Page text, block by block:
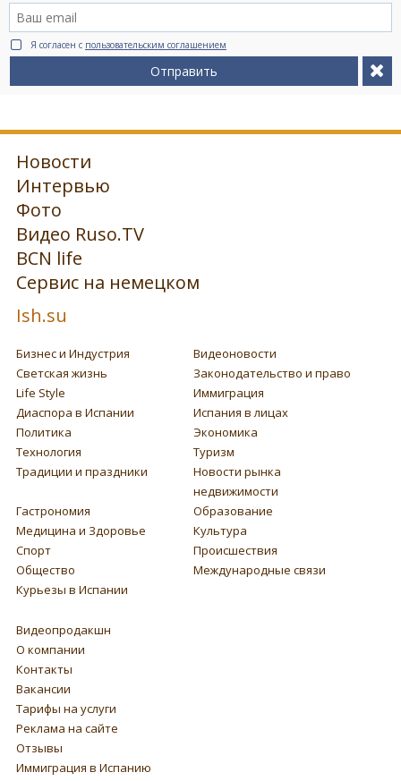
Я согласен с пользовательским соглашением
Отправить
Новости
Интервью
Фото
Видео Ruso.TV
BCN life
Сервис на немецком
Ish.su
Бизнес и Индустрия
Видеоновости
Светская жизнь
Законодательство и право
Life Style
Иммиграция
Диаспора в Испании
Испания в лицах
Политика
Экономика
Технология
Туризм
Традиции и праздники
Новости рынка
недвижимости
Гастрономия
Образование
Медицина и Здоровье
Культура
Спорт
Происшествия
Общество
Международные связи
Курьезы в Испании
Видеопродакшн
О компании
Контакты
Вакансии
Тарифы на услуги
Реклама на сайте
Отзывы
Иммиграция в Испанию